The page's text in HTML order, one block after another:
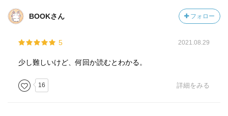
BOOKさん フォロー
5 2021.08.29
少し難しいけど、何回か読むとわかる。
16 詳細をみる